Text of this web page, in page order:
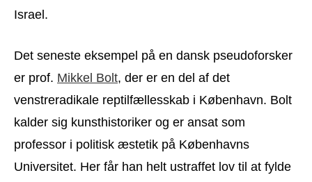
Israel.
Det seneste eksempel på en dansk pseudoforsker
er prof. Mikkel Bolt, der er en del af det
venstreradikale reptilfællesskab i København. Bolt
kalder sig kunsthistoriker og er ansat som
professor i politisk æstetik på Københavns
Universitet. Her får han helt ustraffet lov til at fylde